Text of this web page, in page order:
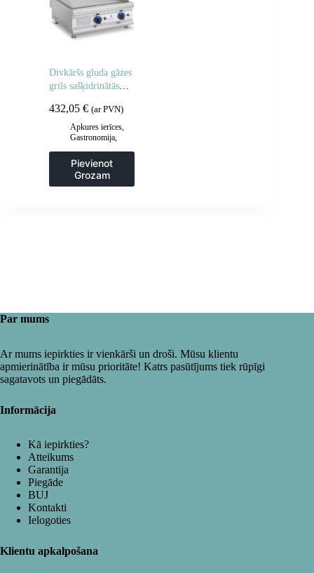
Divkāršs gluda gāzes
grils sašķidrinātās
propāna-butāna 2 x
3000 30 mbarā
432,05 € (ar PVN)
Apkures ierīces,
Gastronomija,
sildīšanas
plāksnes,Grila
šķīvji,Virtuve
Pievienot
Grozam
Par mums
Ar mums iepirkties ir vienkārši un droši. Mūsu klientu
apmierinātība ir mūsu prioritāte! Katrs pasūtījums tiek rūpīgi
sagatavots un piegādāts.
Informācija
Kā iepirkties?
Atteikums
Garantija
Piegāde
BUJ
Kontakti
Ielogoties
Klientu apkalpošana